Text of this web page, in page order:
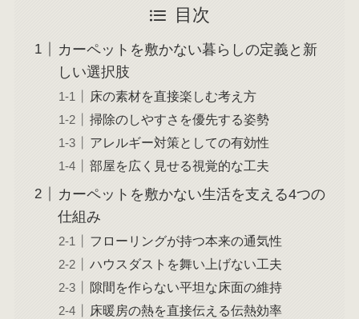
目次
カーペットを敷かない暮らしの定義と新
しい選択肢
床の素材を直接楽しむ考え方
掃除のしやすさを優先する姿勢
アレルギー対策としての有効性
部屋を広く見せる視覚的な工夫
カーペットを敷かない生活を支える4つの
仕組み
フローリングが持つ本来の通気性
ハウスダストを舞い上げない工夫
隙間を作らない平坦な床面の維持
床暖房の熱を直接伝える伝熱効率